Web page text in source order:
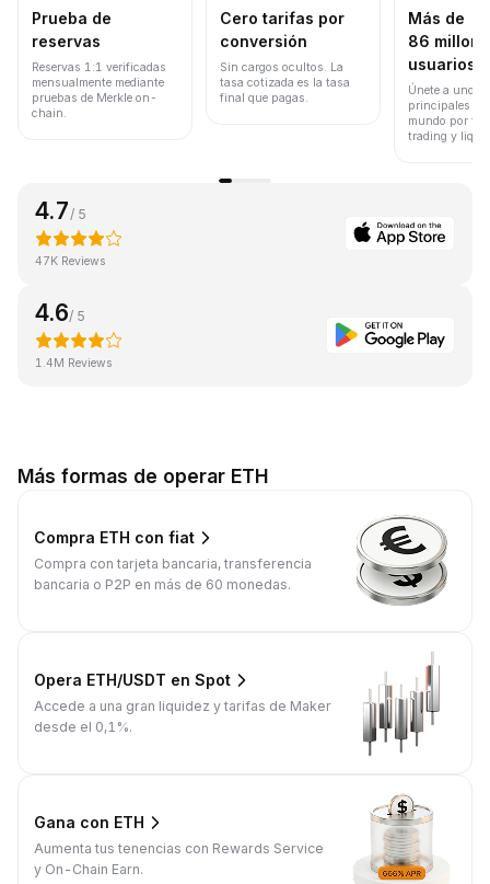
Prueba de
reservas
Reservas 1:1 verificadas
mensualmente mediante
pruebas de Merkle on-
chain.
Cero tarifas por
conversión
Sin cargos ocultos. La
tasa cotizada es la tasa
final que pagas.
Más de
86
usuarios
Únete a uno
principales
mundo por
trading y
4.7 / 5
47K Reviews
4.6/ 5
1.4M Reviews
Más formas de operar ETH
Compra ETH con fiat
Compra con tarjeta bancaria, transferencia
bancaria o P2P en más de 60 monedas.
Opera ETH/USDT en Spot
Accede a una gran liquidez y tarifas de Maker
desde el 0,1%.
Gana con ETH
Aumenta tus tenencias con Rewards Service
y On-Chain Earn.